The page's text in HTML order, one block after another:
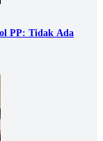
PP: Tidak Ada